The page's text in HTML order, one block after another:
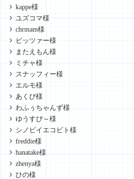
kappe様
ユズコマ様
chrmam様
ビッツァー様
またえもん様
ミチャ様
スナッフィー様
エルモ様
あくび様
わふぅちゃんず様
ゆうすぴ～様
シノビイエコビト様
freddie様
hanatake様
zhenya様
ひの様